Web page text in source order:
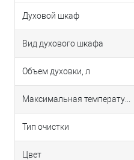
Духовой шкаф
Вид духового шкафа
Объем духовки, л
Тип очистки
Цвет